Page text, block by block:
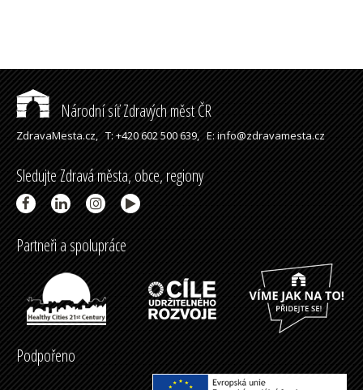
Národní síť Zdravých měst ČR
ZdravaMesta.cz,T: +420 602 500 639,E: info@zdravamesta.cz
Sledujte Zdravá města, obce, regiony
Partneři a spolupráce
Podpořeno